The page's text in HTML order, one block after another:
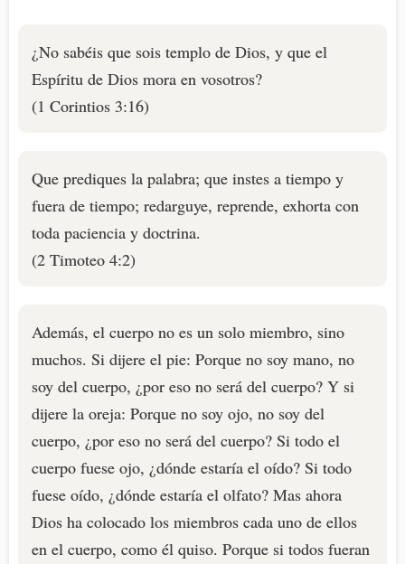
¿No sabéis que sois templo de Dios, y que el
Espíritu de Dios mora en vosotros?
(1 Corintios 3:16)
Que prediques la palabra; que instes a tiempo y
fuera de tiempo; redarguye, reprende, exhorta con
toda paciencia y doctrina.
(2 Timoteo 4:2)
Además, el cuerpo no es un solo miembro, sino
muchos. Si dijere el pie: Porque no soy mano, no
soy del cuerpo, ¿por eso no será del cuerpo? Y si
dijere la oreja: Porque no soy ojo, no soy del
cuerpo, ¿por eso no será del cuerpo? Si todo el
cuerpo fuese ojo, ¿dónde estaría el oído? Si todo
fuese oído, ¿dónde estaría el olfato? Mas ahora
Dios ha colocado los miembros cada uno de ellos
en el cuerpo, como él quiso. Porque si todos fueran